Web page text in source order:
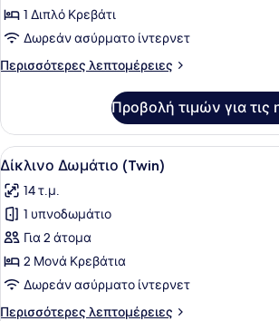
Δίκλινο
Δωμάτιο
(Double)
1 Διπλό Κρεβάτι
Δωρεάν ασύρματο ίντερνετ
Περισσότερες λεπτομέρειες
Περισσότερες
Δωμάτιο
(Double)
Προβολή τιμών για τις
Προβολή
όλων
των
φωτογραφιών
για
Δίκλινο
Δωμάτιο
(Twin)
Ένα
6
Δίκλινο Δωμάτιο (Twin)
14 τ.μ.
1 υπνοδωμάτιο
Για 2 άτομα
2 Μονά Κρεβάτια
Δωρεάν ασύρματο ίντερνετ
Περισσότερες λεπτομέρειες
Περισσότερες